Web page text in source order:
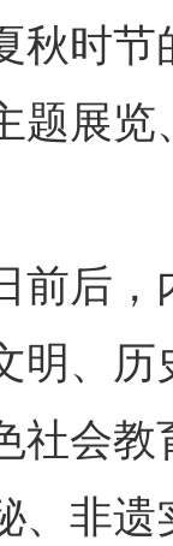
秋时
题展
后，
明、
社会
、非